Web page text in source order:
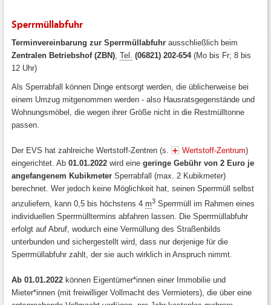
Sperrmüllabfuhr
Terminvereinbarung zur Sperrmüllabfuhr ausschließlich beim
Zentralen Betriebshof (ZBN) Tel. (06821) 202-654(Mo bis Fr; 8 bis
12 Uhr)
Als Sperrabfall können Dinge entsorgt werden, die üblicherweise bei
einem Umzug mitgenommen werden - also Hausratsgegenstände und
Wohnungsmöbel, die wegen ihrer Größe nicht in die Restmülltonne
passen.
Der EVS hat zahlreiche Wertstoff-Zentren (s. Wertstoff-Zentrum)
eingerichtet. Ab 01.01.2022 wird eine geringe Gebühr von 2 Euro je
angefangenem Kubikmeter Sperrabfall (max. 2 Kubikmeter)
berechnet. Wer jedoch keine Möglichkeit hat, seinen Sperrmüll selbst
anzuliefern, kann 0,5 bis höchstens 4 m3 Sperrmüll im Rahmen eines
individuellen Sperrmülltermins abfahren lassen. Die Sperrmüllabfuhr
erfolgt auf Abruf, wodurch eine Vermüllung des Straßenbilds
unterbunden und sichergestellt wird, dass nur derjenige für die
Sperrmüllabfuhr zahlt, der sie auch wirklich in Anspruch nimmt.
Ab 01.01.2022 können Eigentümer*innen einer Immobilie und
Mieter*innen (mit freiwilliger Vollmacht des Vermieters), die über eine